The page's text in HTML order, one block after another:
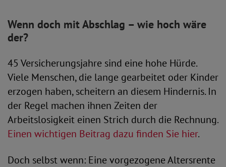
Wenn doch mit Abschlag – wie hoch wäre
der?
45 Versicherungsjahre sind eine hohe Hürde.
Viele Menschen, die lange gearbeitet oder Kinder
erzogen haben, scheitern an diesem Hindernis. In
der Regel machen ihnen Zeiten der
Arbeitslosigkeit einen Strich durch die Rechnung.
Einen wichtigen Beitrag dazu finden Sie hier.
Doch selbst wenn: Eine vorgezogene Altersrente